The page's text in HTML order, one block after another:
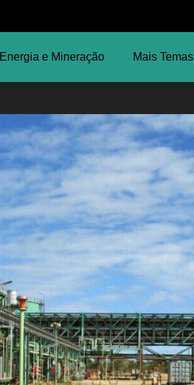
Energia e Mineração Mais Temas